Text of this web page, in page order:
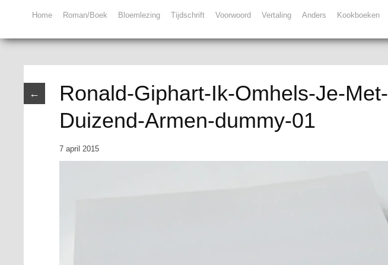
Home Roman/Boek Bloemlezing Tijdschrift Voorwoord Vertaling Anders Kookboeken
←
Ronald-Giphart-Ik-Omhels-Je-Met-
Duizend-Armen-dummy-01
7 april 2015